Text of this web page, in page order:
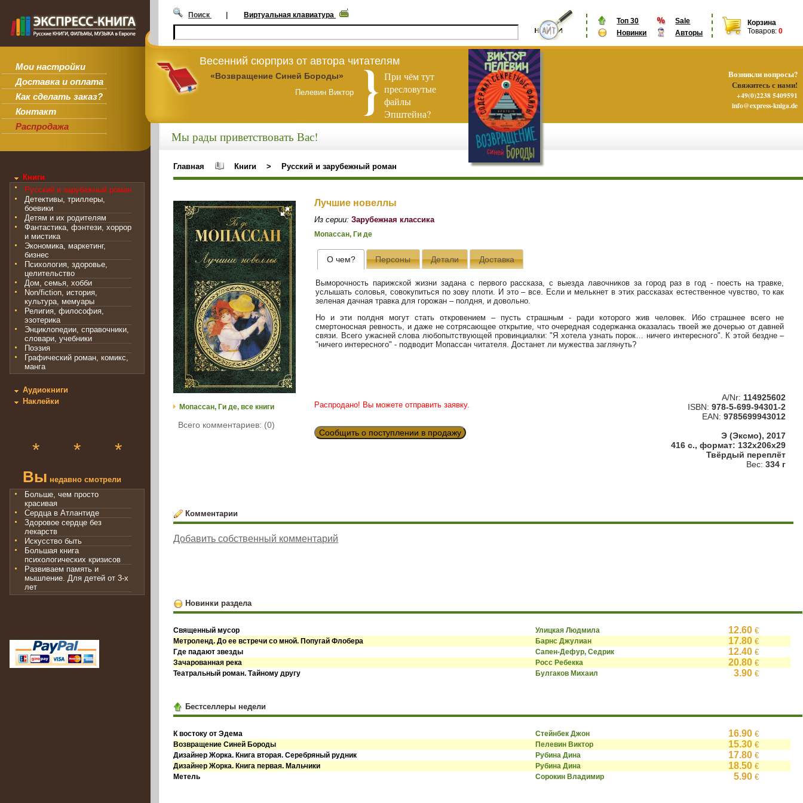
Мои настройки
Доставка и оплата
Как сделать заказ?
Контакт
Распродажа
Топ 30
Sale
Новинки
Авторы
Корзина
Товаров: 0
Поиск | Виртуальная клавиатура
Весенний сюрприз от автора читателям
«Возвращение Синей Бороды»
Пелевин Виктор
При чём тут
пресловутые
файлы
Эпштейна?
Книги
Русский и зарубежный роман
Детективы, триллеры,
боевики
Детям и их родителям
Фантастика, фэнтези, хоррор
и мистика
Экономика, маркетинг,
бизнес
Психология, здоровье,
целительство
Дом, семья, хобби
Non/fiction, история,
культура, мемуары
Религия, философия,
эзотерика
Энциклопедии, справочники,
словари, учебники
Поэзия
Графический роман, комикс,
манга
Аудиокниги
Наклейки
* * *
Вы недавно смотрели
Больше, чем просто
красивая
Сердца в Атлантиде
Здоровое сердце без
лекарств
Искусство быть
Большая книга
психологических кризисов
Развиваем память и
мышление. Для детей от 3-х
лет
Мы рады приветствовать Вас!
Главная Книги > Русский и зарубежный роман
Мопассан, Ги де, все книги
Всего комментариев: (0)
Лучшие новеллы
Из серии: Зарубежная классика
Мопассан, Ги де
О чем? Персоны Детали Доставка
Выморочность парижской жизни задана с первого рассказа, с выезда лавочников за город раз в год - поесть на травке,
услышать соловья, совокупиться по зову плоти. И это – все. Если и мелькнет в этих рассказах естественное чувство, то как
зеленая дачная травка для горожан – полдня, и довольно.
Но и эти полдня могут стать откровением – пусть страшным - ради которого жив человек. Ибо страшнее всего не
смертоносная ревность, и даже не сотрясающее открытие, что очередная содержанка оказалась твоей же дочерью от давней
связи. Всего ужасней слова любопытствующей провинциалки: "Я хотела узнать порок… ничего интересного". К этой бездне –
"ничего интересного" - подводит Мопассан читателя. Достанет ли мужества заглянуть?
Распродано! Вы можете отправить заявку.
Сообщить о поступлении в продажу
A/Nr: 114925602
ISBN: 978-5-699-94301-2
EAN: 9785699943012
Э (Эксмо), 2017
416 с., формат: 132x206x29
Твёрдый переплёт
Вес: 334 г
Комментарии
Добавить собственный комментарий
Новинки раздела
Священный мусор Улицкая Людмила 12.60€
Метроленд. До ее встречи со мной. Попугай Флобера Барнс Джулиан 17.80€
Где падают звезды Сапен-Дефур, Седрик 12.40€
Зачарованная река Росс Ребекка 20.80€
Театральный роман. Тайному другу Булгаков Михаил 3.90€
Бестселлеры недели
К востоку от Эдема Стейнбек Джон 16.90€
Возвращение Синей Бороды Пелевин Виктор 15.30€
Дизайнер Жорка. Книга вторая. Серебряный рудник Рубина Дина 17.80€
Дизайнер Жорка. Книга первая. Мальчики Рубина Дина 18.50€
Метель Сорокин Владимир 5.90€
Возникли вопросы?
Свяжитесь с нами!
+49(0)2238 5409591
info@express-kniga.de